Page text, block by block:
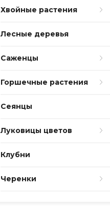
Хвойные растения
Лесные деревья
Саженцы
Горшечные растения
Сеянцы
Луковицы цветов
Клубни
Черенки